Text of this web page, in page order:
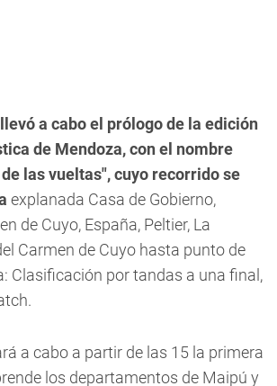
a cabo el prólogo de la edición
de Mendoza, con el nombre
las vueltas", cuyo recorrido se
explanada Casa de Gobierno,
de Cuyo, España, Peltier, La
Carmen de Cuyo hasta punto de
Clasificación por tandas a una final,
a cabo a partir de las 15 la primera
los departamentos de Maipú y